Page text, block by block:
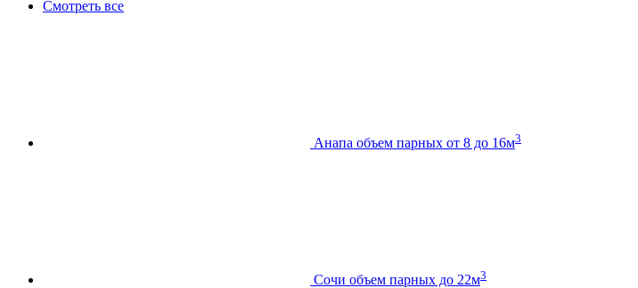
Смотреть все
Анапа объем парных от 8 до 16м3
Сочи объем парных до 22м3